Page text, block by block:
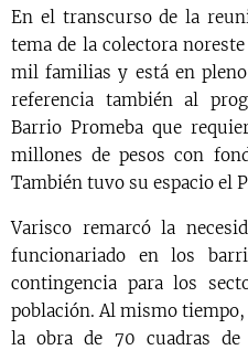
En el transcurso de la
tema de la colectora
mil familias y está en
referencia también al
Barrio Promeba que
millones de pesos con
También tuvo su espacio el
Varisco remarcó la
funcionariado en los
contingencia para los
población. Al mismo tiempo,
la obra de 70 cuadras